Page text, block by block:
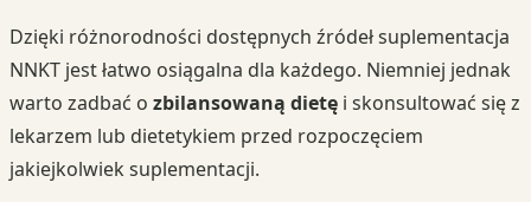
Dzięki różnorodności dostępnych źródeł suplementacja
NNKT jest łatwo osiągalna dla każdego. Niemniej jednak
warto zadbać o zbilansowaną dietę i skonsultować się z
lekarzem lub dietetykiem przed rozpoczęciem
jakiejkolwiek suplementacji.